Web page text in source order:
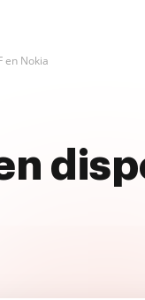
en Nokia